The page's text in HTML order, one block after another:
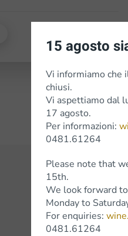
15 agosto
Vi informiamo che
chiusi.
Vi aspettiamo dal
17 agosto.
Per informazioni:
0481.61264
Please note that
15th.
We look forward
Monday to
For enquiries:
0481.61264